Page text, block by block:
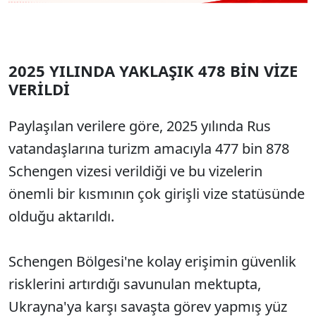
2025 YILINDA YAKLAŞIK 478 BİN VİZE
VERİLDİ
Paylaşılan verilere göre, 2025 yılında Rus
vatandaşlarına turizm amacıyla 477 bin 878
Schengen vizesi verildiği ve bu vizelerin
önemli bir kısmının çok girişli vize statüsünde
olduğu aktarıldı.
Schengen Bölgesi'ne kolay erişimin güvenlik
risklerini artırdığı savunulan mektupta,
Ukrayna'ya karşı savaşta görev yapmış yüz